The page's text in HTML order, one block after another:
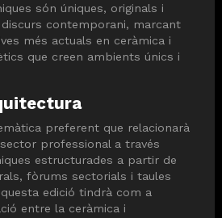
són úniques, originals i
discurs contemporani, marcant
més actuals en ceràmica i
que creen ambients únics i
preferent que relacionarà
professional a través
estructurades a partir de
fòrums sectorials i taules
edició tindrà com a
entre la ceràmica i